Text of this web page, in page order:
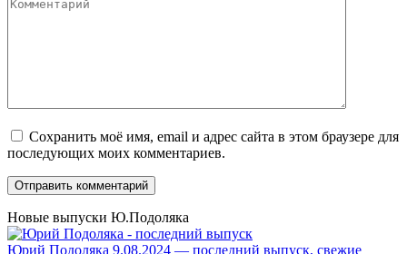
Сохранить моё имя, email и адрес сайта в этом браузере для
последующих моих комментариев.
Новые выпуски Ю.Подоляка
Юрий Подоляка 9.08.2024 — последний выпуск, свежие